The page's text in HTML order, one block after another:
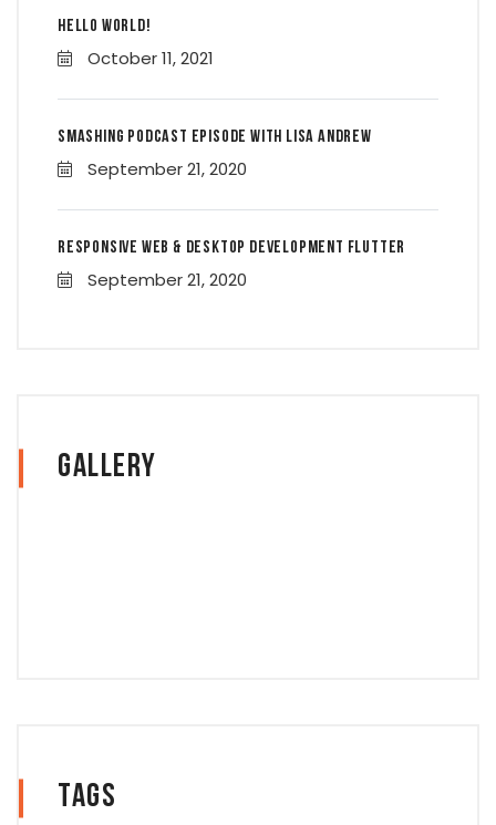
Hello world!
October 11, 2021
Smashing Podcast Episode With Lisa Andrew
September 21, 2020
Responsive Web & Desktop Development Flutter
September 21, 2020
Gallery
Tags